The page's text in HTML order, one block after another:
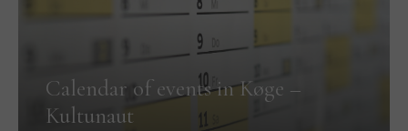
Calendar of events in Køge –
Kultunaut